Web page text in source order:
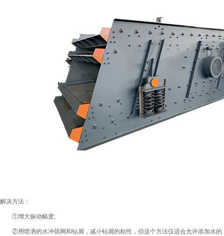
解决方法：
①增大振动幅度;
②用喷洒的水冲筛网和钻屑，减小钻屑的粘性，但这个方法仅适合允许添加水的